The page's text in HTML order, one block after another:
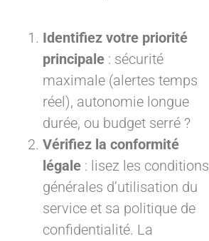
Identifiez votre priorité
principale : sécurité
maximale (alertes temps
réel), autonomie longue
durée, ou budget serré ?
Vérifiez la conformité
légale : lisez les conditions
générales d’utilisation du
service et sa politique de
confidentialité. La